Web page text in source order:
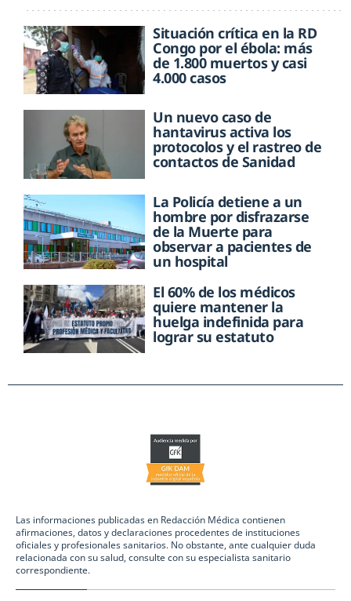
Situación crítica en la RD
Congo por el ébola: más
de 1.800 muertos y casi
4.000 casos
Un nuevo caso de
hantavirus activa los
protocolos y el rastreo de
contactos de Sanidad
La Policía detiene a un
hombre por disfrazarse
de la Muerte para
observar a pacientes de
un hospital
El 60% de los médicos
quiere mantener la
huelga indefinida para
lograr su estatuto
Las informaciones publicadas en Redacción Médica contienen
afirmaciones, datos y declaraciones procedentes de instituciones
oficiales y profesionales sanitarios. No obstante, ante cualquier duda
relacionada con su salud, consulte con su especialista sanitario
correspondiente.